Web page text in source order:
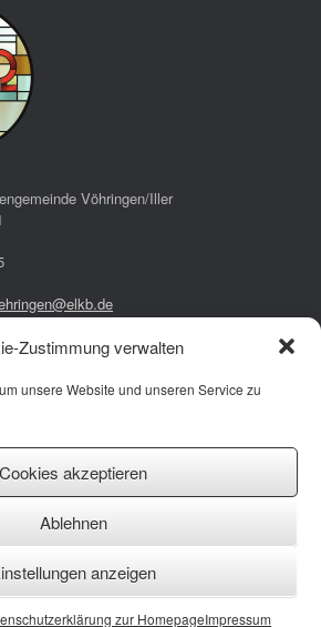
Zustimmung verwalten
unsere Website und unseren Service zu
Cookies akzeptieren
Ablehnen
anzeigen
zur HomepageImpressum
Vöhringen/Iller